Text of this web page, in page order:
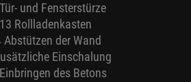
und Fensterstürze
Rollladenkasten
Abstützen der Wand
Einschalung
des Betons